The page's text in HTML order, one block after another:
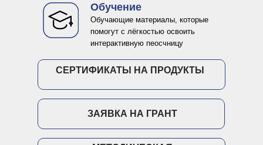
Обучающие материалы, которые
помогут с лёгкостью освоить
интерактивную пеосчницу
Обучение
СЕРТИФИКАТЫ НА ПРОДУКТЫ
ЗАЯВКА НА ГРАНТ